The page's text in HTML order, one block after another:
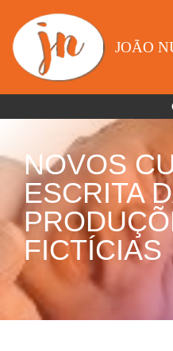
Avançar
para
JOÃO
NOVOS
ESCRITA
FICTÍCIAS